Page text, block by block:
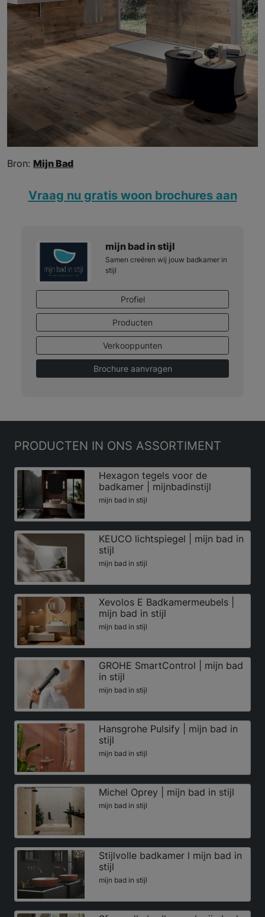
Bron: Mijn Bad
Vraag nu gratis woon brochures aan
mijn bad in stijl
Samen creëren wij jouw badkamer in
stijl
Profiel
Producten
Verkooppunten
Brochure aanvragen
PRODUCTEN IN ONS ASSORTIMENT
Hexagon tegels voor de
badkamer | mijnbadinstijl
mijn bad in stijl
KEUCO lichtspiegel | mijn bad in
stijl
mijn bad in stijl
Xevolos E Badkamermeubels |
mijn bad in stijl
mijn bad in stijl
GROHE SmartControl | mijn bad
in stijl
mijn bad in stijl
Hansgrohe Pulsify | mijn bad in
stijl
mijn bad in stijl
Michel Oprey | mijn bad in stijl
mijn bad in stijl
Stijlvolle badkamer l mijn bad in
stijl
mijn bad in stijl